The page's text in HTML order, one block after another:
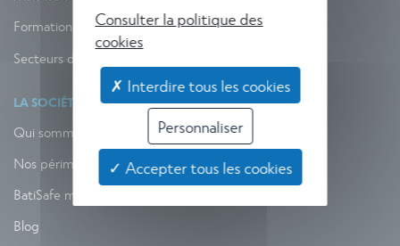
Formation
Secteurs d'activité
LA SOCIÉTÉ
Qui sommes-nous ?
Nos périmètres d’action
BatiSafe mag
Blog
Consulter la politique des
cookies
✗ Interdire tous les cookies
Personnaliser
✓ Accepter tous les cookies